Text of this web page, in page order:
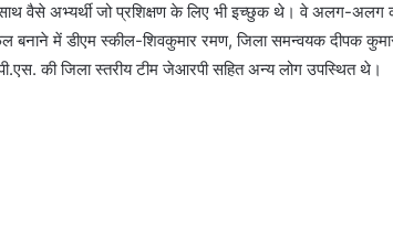
साथ वैसे अभ्यर्थी जो प्रशिक्षण के लिए भी इच्छुक थे। वे अलग-
बनाने में डीएम स्कील-शिवकुमार रमण, जिला समन्वयक दीपक
की जिला स्तरीय टीम जेआरपी सहित अन्य लोग उपस्थित थे।